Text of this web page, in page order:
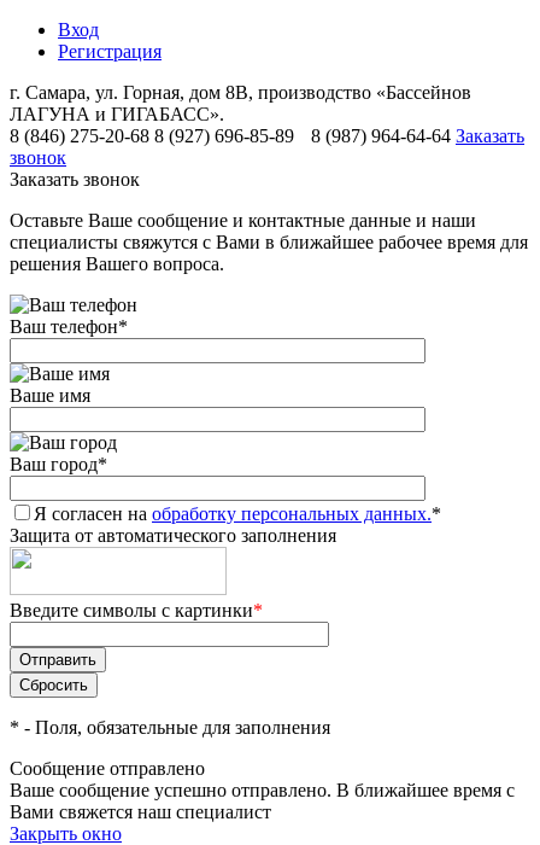
Вход
Регистрация
г. Самара, ул. Горная, дом 8В, производство «Бассейнов
ЛАГУНА и ГИГАБАСС».
8 (846) 275-20-68 8 (927) 696-85-89 8 (987) 964-64-64 Заказать
звонок
Заказать звонок
Оставьте Ваше сообщение и контактные данные и наши
специалисты свяжутся с Вами в ближайшее рабочее время для
решения Вашего вопроса.
Ваш телефон*
Ваше имя
Ваш город*
Я согласен на обработку персональных данных.*
Защита от автоматического заполнения
Введите символы с картинки*
* - Поля, обязательные для заполнения
Сообщение отправлено
Ваше сообщение успешно отправлено. В ближайшее время с
Вами свяжется наш специалист
Закрыть окно